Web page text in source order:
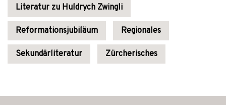
Literatur zu Huldrych Zwingli
Reformationsjubiläum Regionales
Sekundärliteratur Zürcherisches